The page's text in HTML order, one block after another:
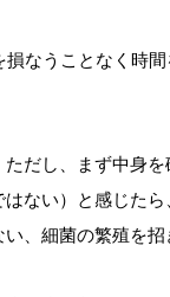
なうことなく時
だし、まず中身
ない）と感じた
、細菌の繁殖を招